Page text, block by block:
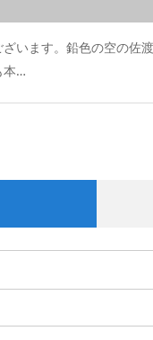
います。鉛色の空の佐
本…